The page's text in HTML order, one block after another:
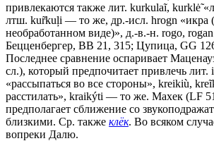
привлекаются также лит. kurkulaĩ, kurklė̃
лтш. kur̃kuļi — то же, др.-исл. hrogn «икра
необработанном виде)», д.-в.-н. rоgо,
Бецценбергер, ВВ 21, 315; Цупица, GG
Последнее сравнение оспаривает
сл.), который предпочитает привлечь
«рассыпаться во все стороны», kreikiù,
расстилать», kraikýti — то же. Махек (LF
предполагает сближение со
близкими. Ср. также клёк. Во всяком
вопреки Далю.